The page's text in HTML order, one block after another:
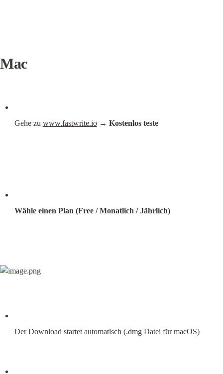
Mac
Gehe zu www.fastwrite.io → Kostenlos teste
Wähle einen Plan (Free / Monatlich / Jährlich)
Der Download startet automatisch (.dmg Datei für macOS)